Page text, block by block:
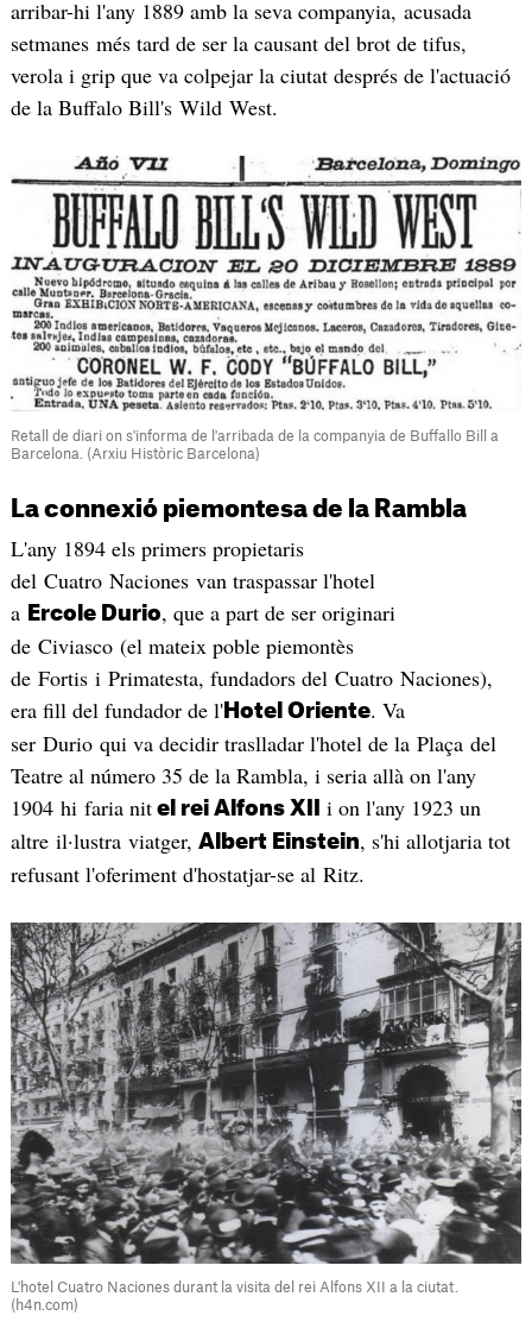
arribar-hi l'any 1889 amb la seva companyia, acusada
setmanes més tard de ser la causant del brot de tifus,
verola i grip que va colpejar la ciutat després de l'actuació
de la Buffalo Bill's Wild West.
Retall de diari on s'informa de l'arribada de la companyia de Buffallo Bill a
Barcelona. (Arxiu Històric Barcelona)
La connexió piemontesa de la Rambla
L'any 1894 els primers propietaris
del Cuatro Naciones van traspassar l'hotel
a Ercole Durio, que a part de ser originari
de Civiasco (el mateix poble piemontès
de Fortis i Primatesta, fundadors del Cuatro Naciones),
era fill del fundador de l'Hotel Oriente. Va
ser Durio qui va decidir traslladar l'hotel de la Plaça del
Teatre al número 35 de la Rambla, i seria allà on l'any
1904 hi faria nitel rei Alfons XII
i on l'any 1923 un
altre il·lustra viatger, Albert Einstein, s'hi allotjaria tot
refusant l'oferiment d'hostatjar-se al Ritz.
L'hotel Cuatro Naciones durant la visita del rei Alfons XII a la ciutat.
(h4n.com)